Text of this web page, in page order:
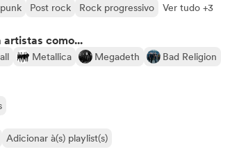
Post rock Rock progressivo Ver tudo +3
artistas como...
Metallica Megadeth Bad Religion
Adicionar à(s) playlist(s)